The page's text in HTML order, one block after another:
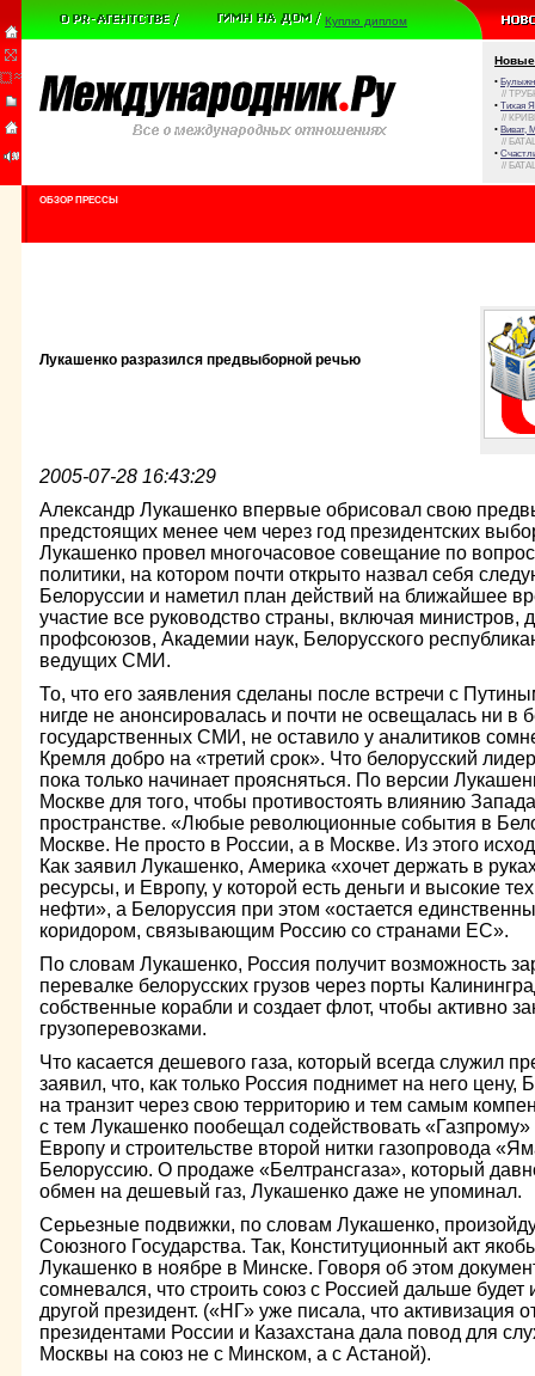
Куплю диплом
Новые
•
//
• Тихая
//
• Виват,
//
•
//
ОБЗОР ПРЕССЫ
Лукашенко разразился предвыборной речью
2005-07-28 16:43:29
Александр Лукашенко впервые обрисовал свою
предстоящих менее чем через год президентских
Лукашенко провел многочасовое совещание по
политики, на котором почти открыто назвал себя
Белоруссии и наметил план действий на ближайшее
участие все руководство страны, включая министров,
профсоюзов, Академии наук, Белорусского
ведущих СМИ.
То, что его заявления сделаны после встречи с
нигде не анонсировалась и почти не освещалась ни в
государственных СМИ, не оставило у аналитиков
Кремля добро на «третий срок». Что белорусский
пока только начинает проясняться. По версии
Москве для того, чтобы противостоять влиянию
пространстве. «Любые революционные события в
Москве. Не просто в России, а в Москве. Из этого
Как заявил Лукашенко, Америка «хочет держать в
ресурсы, и Европу, у которой есть деньги и высокие
нефти», а Белоруссия при этом «остается
коридором, связывающим Россию со странами ЕС».
По словам Лукашенко, Россия получит возможность
перевалке белорусских грузов через порты
собственные корабли и создает флот, чтобы активно
грузоперевозками.
Что касается дешевого газа, который всегда служил
заявил, что, как только Россия поднимет на него
на транзит через свою территорию и тем самым
с тем Лукашенко пообещал содействовать «Газпрому»
Европу и строительстве второй нитки газопровода
Белоруссию. О продаже «Белтрансгаза», который
обмен на дешевый газ, Лукашенко даже не упоминал.
Серьезные подвижки, по словам Лукашенко,
Союзного Государства. Так, Конституционный акт
Лукашенко в ноябре в Минске. Говоря об этом
сомневался, что строить союз с Россией дальше будет
другой президент. («НГ» уже писала, что активизация
президентами России и Казахстана дала повод для
Москвы на союз не с Минском, а с Астаной).